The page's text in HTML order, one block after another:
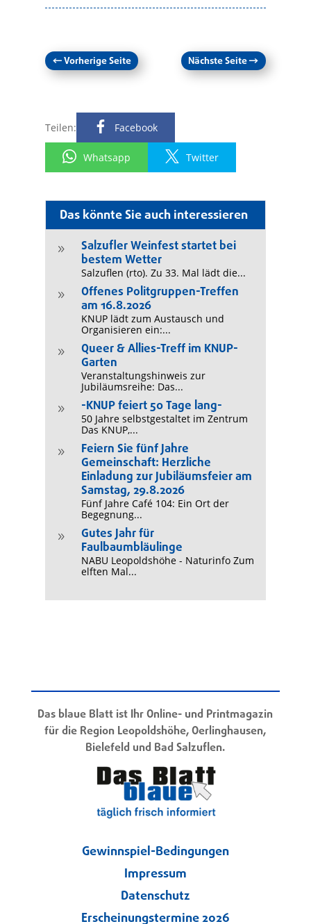
Das könnte Sie auch interessieren
9
Salzufler Weinfest startet bei
bestem Wetter
Salzuflen (rto). Zu 33. Mal lädt die...
9
Offenes Politgruppen-Treffen
am 16.8.2026
KNUP lädt zum Austausch und
Organisieren ein:...
9
Queer & Allies-Treff im KNUP-
Garten
Veranstaltungshinweis zur
Jubiläumsreihe: Das...
9 -KNUP feiert 50 Tage lang-
50 Jahre selbstgestaltet im Zentrum
Das KNUP,...
9
Feiern Sie fünf Jahre
Gemeinschaft: Herzliche
Einladung zur Jubiläumsfeier am
Samstag, 29.8.2026
Fünf Jahre Café 104: Ein Ort der
Begegnung...
9
Gutes Jahr für
Faulbaumbläulinge
NABU Leopoldshöhe - Naturinfo Zum
elften Mal...
←Vorherige Seite Nächste Seite→
Teilen: Facebook
Whatsapp Twitter
Das blaue Blatt ist Ihr Online- und Printmagazin
für die Region Leopoldshöhe, Oerlinghausen,
Bielefeld und Bad Salzuflen.
Gewinnspiel-Bedingungen
Impressum
Datenschutz
Erscheinungstermine 2026